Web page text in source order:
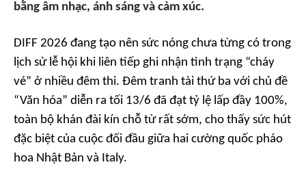
bằng âm nhạc, ánh sáng và cảm xúc.
DIFF 2026 đang tạo nên sức nóng chưa từng có trong
lịch sử lễ hội khi liên tiếp ghi nhận tình trạng “cháy
vé” ở nhiều đêm thi. Đêm tranh tài thứ ba với chủ đề
“Văn hóa” diễn ra tối 13/6 đã đạt tỷ lệ lấp đầy 100%,
toàn bộ khán đài kín chỗ từ rất sớm, cho thấy sức hút
đặc biệt của cuộc đối đầu giữa hai cường quốc pháo
hoa Nhật Bản và Italy.